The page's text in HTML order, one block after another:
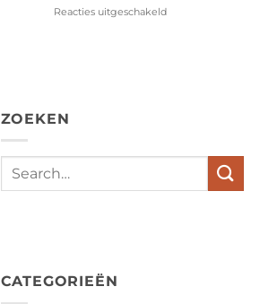
Reacties uitgeschakeldvoor
in
ZOEKEN
CATEGORIEËN